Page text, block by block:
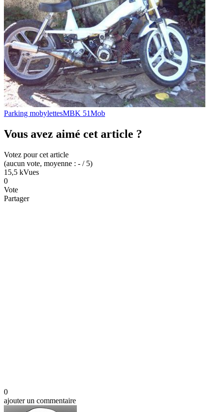
Parking mobylettesMBK 51Mob
Vous avez aimé cet article ?
Votez pour cet article
(aucun vote, moyenne : - / 5)
15,5 kVues
0
Vote
Partager
0
ajouter un commentaire